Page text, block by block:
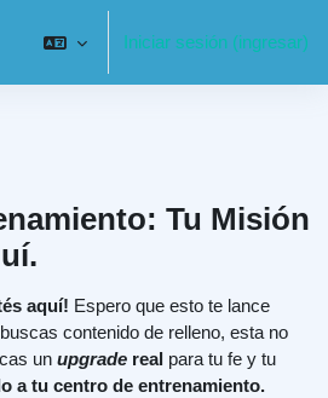
Iniciar sesión (ingresar)
Tu Misión
aquí! Espero que esto te lance
contenido de relleno, esta no
un upgrade real para tu fe y tu
a tu centro de entrenamiento.